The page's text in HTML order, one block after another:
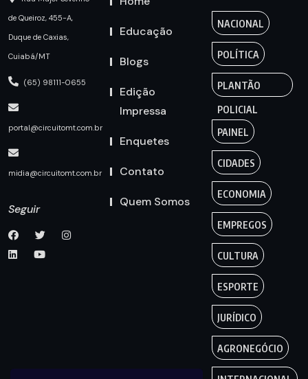
de Queiroz, 455-A,
Duque de Caxias,
Cuiabá/MT
(65) 98111-0655
portal@circuitomt.com.br
midia@circuitomt.com.br
Seguir
Educação
Blogs
Edição
Impressa
Enquetes
Contato
Quem Somos
NACIONAL
POLÍTICA
PLANTÃO
POLICIAL
PAINEL
CIDADES
ECONOMIA
EMPREGOS
CULTURA
ESPORTE
JURÍDICO
AGRONEGÓCIO